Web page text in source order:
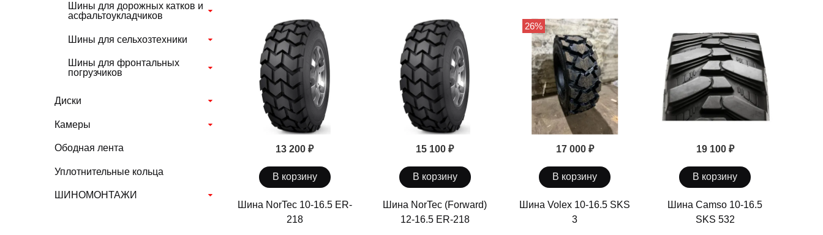
13 200 ₽
В корзину
Шина NorTec 10-16.5 ER-
218
15 100 ₽
В корзину
Шина NorTec (Forward)
12-16.5 ER-218
26%
17 000 ₽
В корзину
Шина Volex 10-16.5 SKS
3
19 100 ₽
В корзину
Шина Camso 10-16.5
SKS 532
Шины для дорожных катков и
асфальтоукладчиков
Шины для сельхозтехники
Шины для фронтальных
погрузчиков
Диски
Камеры
Ободная лента
Уплотнительные кольца
ШИНОМОНТАЖИ